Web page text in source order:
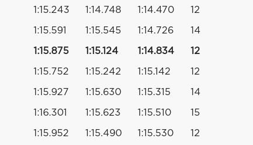
1:15.243 1:14.748 1:14.470 12
1:15.591 1:15.545 1:14.726 14
1:15.875 1:15.124 1:14.834 12
1:15.752 1:15.242 1:15.142 12
1:15.927 1:15.630 1:15.315 14
1:16.301 1:15.623 1:15.510 15
1:15.952 1:15.490 1:15.530 12